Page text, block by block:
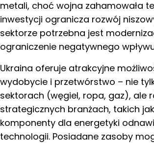
metali, choć wojna zahamowała
inwestycji ogranicza rozwój
sektorze potrzebna jest
ograniczenie negatywnego
Ukraina oferuje atrakcyjne
wydobycie i przetwórstwo – nie
sektorach (węgiel, ropa, gaz), ale
strategicznych branżach, takich
komponenty dla energetyki
technologii. Posiadane zasoby